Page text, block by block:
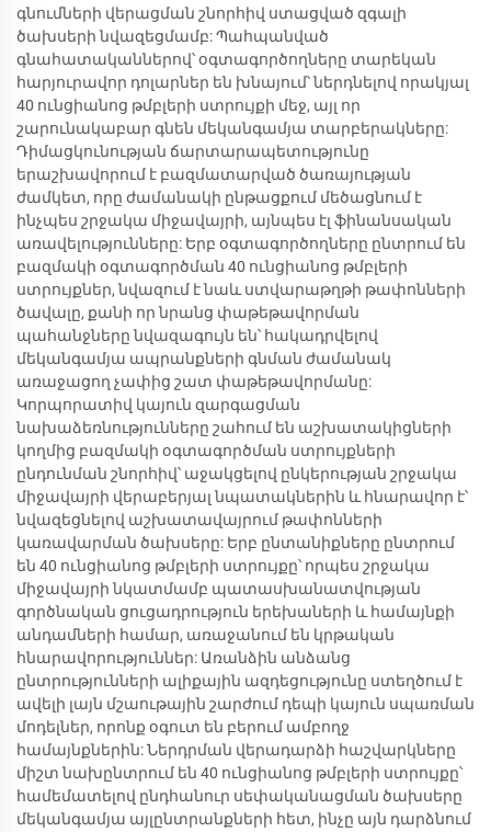
գնումների վերացման շնորհիվ ստացված զգալի
ծախսերի նվազեցմամբ: Պահպանված
գնահատականներով՝ օգտագործողները տարեկան
հարյուրավոր դոլարներ են խնայում՝ ներդնելով որակյալ
40 ունցիանոց թմբլերի ստրույքի մեջ, այլ որ
շարունակաբար գնեն մեկանգամյա տարբերակները:
Դիմացկունության ճարտարապետությունը
երաշխավորում է բազմատարված ծառայության
ժամկետ, որը ժամանակի ընթացքում մեծացնում է
ինչպես շրջակա միջավայրի, այնպես էլ ֆինանսական
առավելությունները: Երբ օգտագործողները ընտրում են
բազմակի օգտագործման 40 ունցիանոց թմբլերի
ստրույքներ, նվազում է նաև ստվարաթղթի թափոնների
ծավալը, քանի որ նրանց փաթեթավորման
պահանջները նվազագույն են՝ հակադրվելով
մեկանգամյա ապրանքների գնման ժամանակ
առաջացող չափից շատ փաթեթավորմանը:
Կորպորատիվ կայուն զարգացման
նախաձեռնությունները շահում են աշխատակիցների
կողմից բազմակի օգտագործման ստրույքների
ընդունման շնորհիվ՝ աջակցելով ընկերության շրջակա
միջավայրի վերաբերյալ նպատակներին և հնարավոր է՝
նվազեցնելով աշխատավայրում թափոնների
կառավարման ծախսերը: Երբ ընտանիքները ընտրում
են 40 ունցիանոց թմբլերի ստրույքը՝ որպես շրջակա
միջավայրի նկատմամբ պատասխանատվության
գործնական ցուցադրություն երեխաների և համայնքի
անդամների համար, առաջանում են կրթական
հնարավորություններ: Առանձին անձանց
ընտրությունների ալիքային ազդեցությունը ստեղծում է
ավելի լայն մշաութային շարժում դեպի կայուն սպառման
մոդելներ, որոնք օգուտ են բերում ամբողջ
համայնքներին: Ներդրման վերադարձի հաշվարկները
միշտ նախընտրում են 40 ունցիանոց թմբլերի ստրույքը՝
համեմատելով ընդհանուր սեփականացման ծախսերը
մեկանգամյա այլընտրանքների հետ, ինչը այն դարձնում